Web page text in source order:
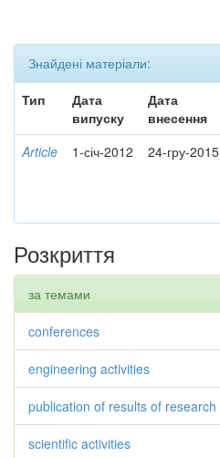
Знайдені матеріали:
Тип
Дата
випуску
Дата
внесення
Article 1-січ-2012 24-гру-2015
Розкриття
за темами
conferences
engineering activities
publication of results of research
scientific activities